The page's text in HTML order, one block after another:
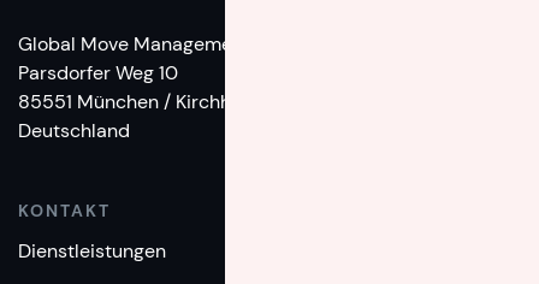
Global Move Management
Parsdorfer Weg 10
85551 München / Kirchheim
Deutschland
KONTAKT
Dienstleistungen